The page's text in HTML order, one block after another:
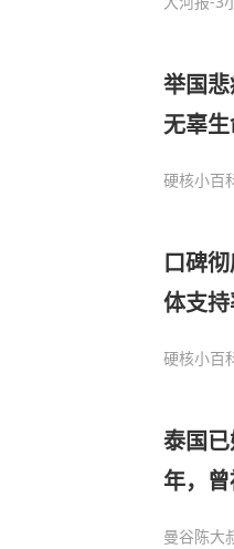
举国
无辜
硬核小百
口碑
体支
硬核小百
泰国
年，
曼谷陈大